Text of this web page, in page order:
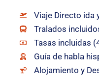
Viaje Directo ida
Tralados
Tasas incluidas
Guía de habla
Alojamiento y